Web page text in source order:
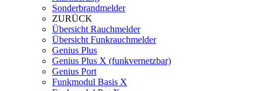
Sonderbrandmelder
ZURÜCK
Übersicht Rauchmelder
Übersicht Funkrauchmelder
Genius Plus
Genius Plus X (funkvernetzbar)
Genius Port
Funkmodul Basis X